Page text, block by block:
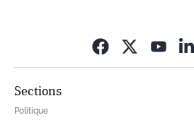
Sections
Politique